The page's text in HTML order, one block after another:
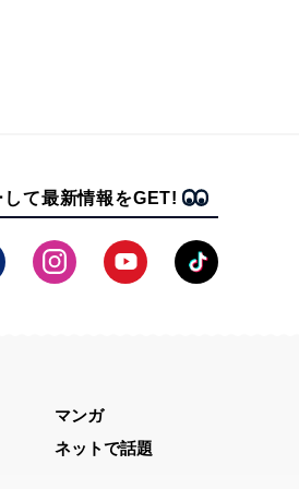
して最新情報をGET!
マンガ
ネットで話題